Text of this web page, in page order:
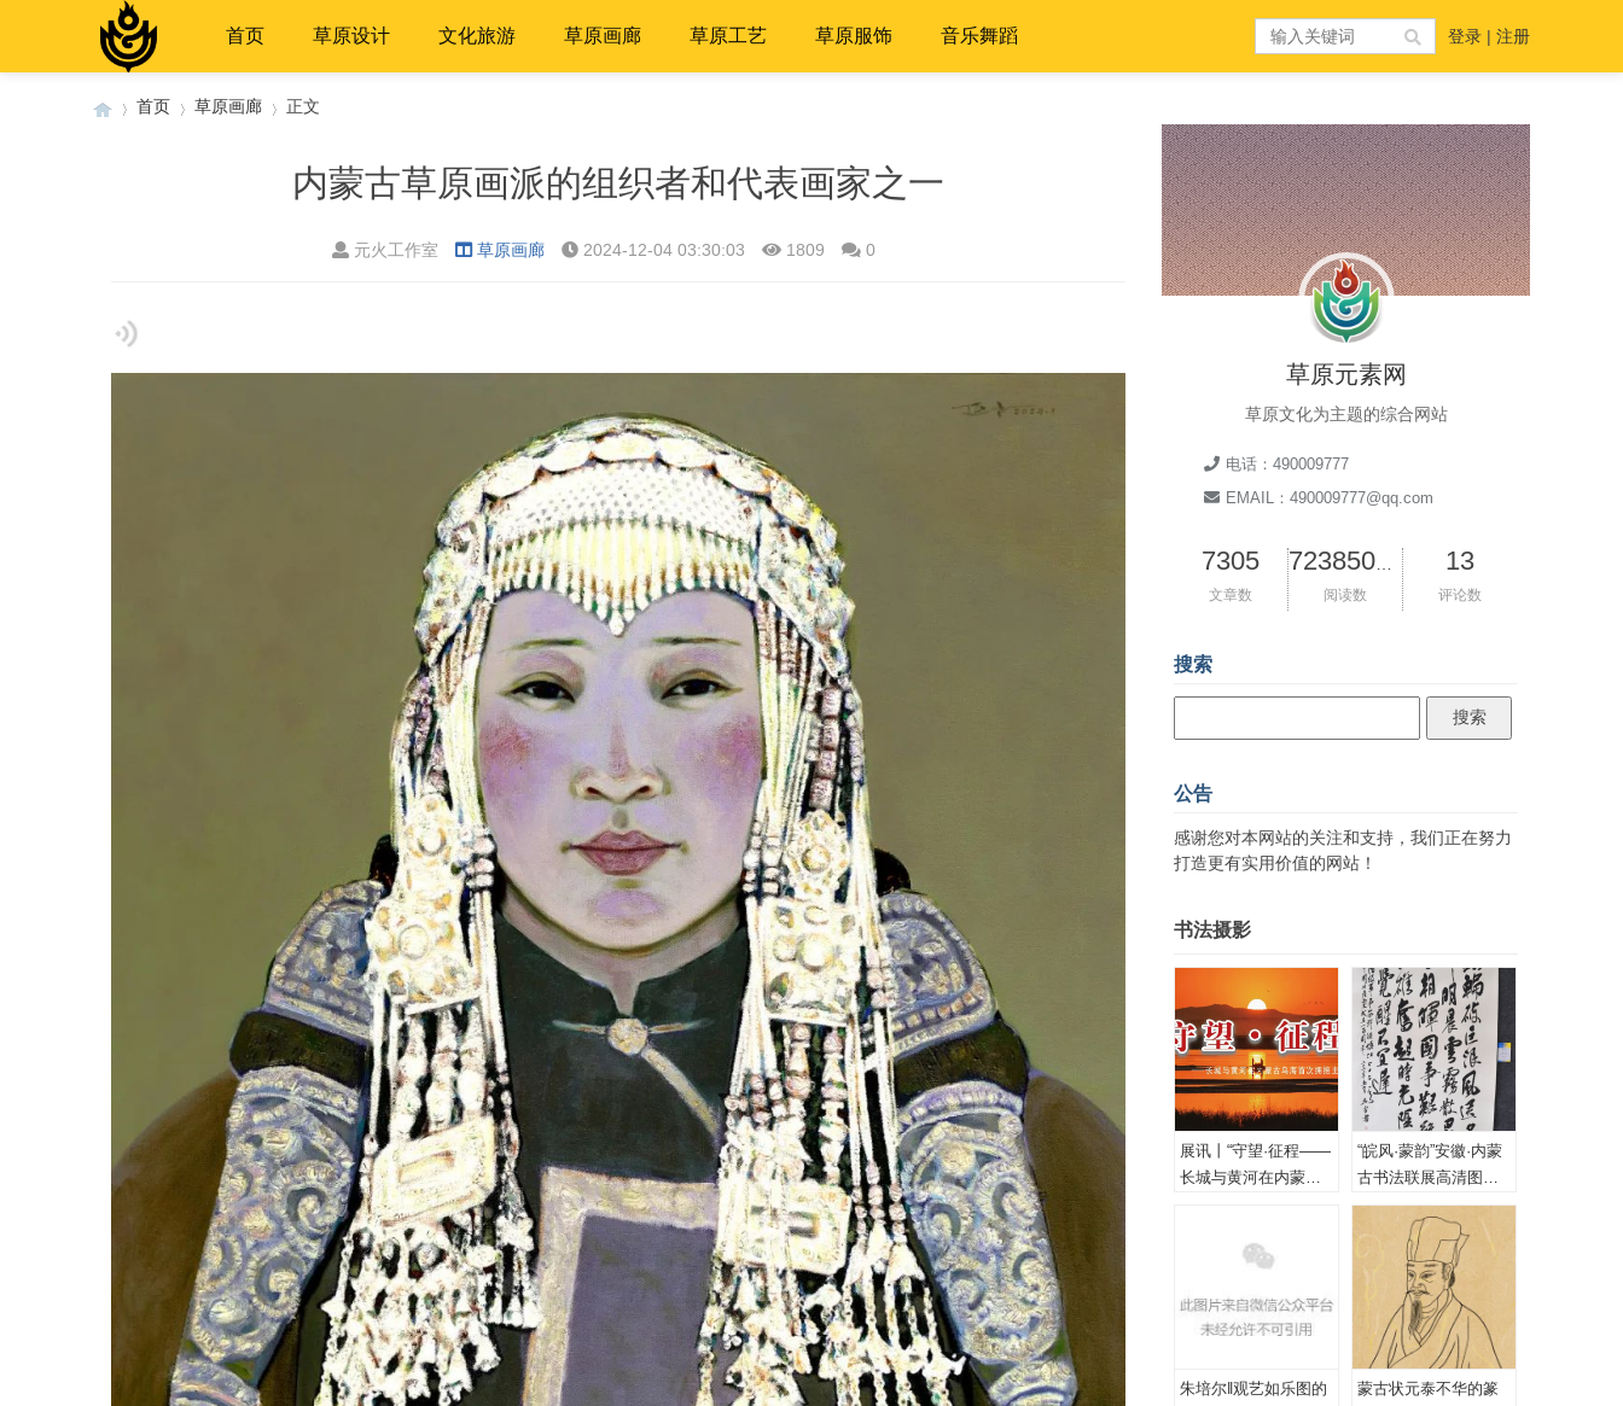
首页 草原设计 文化旅游 草原画廊 草原工艺 草原服饰 音乐舞蹈 登录 | 注册
首页 草原画廊 正文
内蒙古草原画派的组织者和代表画家之一
元火工作室 草原画廊 2024-12-04 03:30:03 1809 0
草原元素网
草原文化为主题的综合网站
电话：490009777
EMAIL：490009777@qq.com
7305
文章数 阅读数
13
评论数
搜索
公告
感谢您对本网站的关注和支持，我们正在努力
打造更有实用价值的网站！
书法摄影
展讯丨“守望·征程——
长城与黄河在内蒙古
“皖风·蒙韵”安徽·内蒙
古书法联展高清图
（一、特邀作品）
朱培尔‖观艺如乐图的
蒙古状元泰不华的篆